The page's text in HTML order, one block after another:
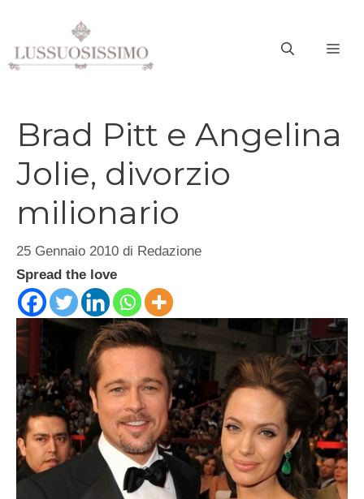
contenuto
Brad Pitt e Angelina
Jolie, divorzio
milionario
25 Gennaio 2010 di Redazione
Spread the love